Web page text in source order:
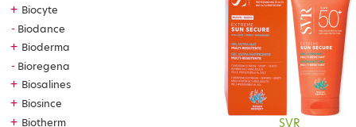
+ Biocyte
Biodance
+ Bioderma
Bioregena
+ Biosalines
+ Biosince
+ Biotherm
SVR